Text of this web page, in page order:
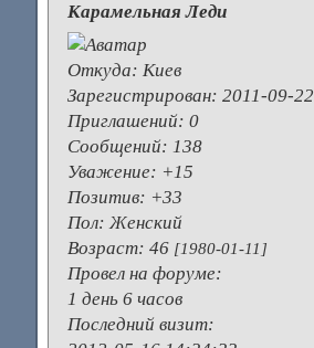
Карамельная Леди
Откуда: Киев
Зарегистрирован: 2011-09-22
Приглашений: 0
Сообщений: 138
Уважение: +15
Позитив: +33
Пол: Женский
Возраст: 46 [1980-01-11]
Провел на форуме:
1 день 6 часов
Последний визит: